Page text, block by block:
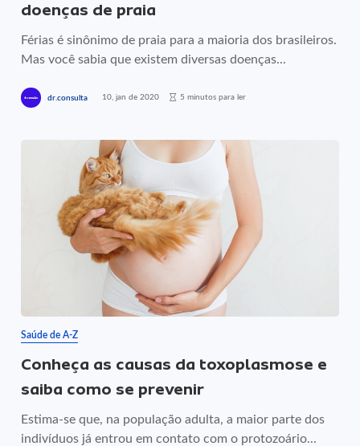
doenças de praia
Férias é sinônimo de praia para a maioria dos brasileiros.
Mas você sabia que existem diversas doenças...
dr.consulta 10, jan de 2020 5 minutos para ler
Saúde de A-Z
Conheça as causas da toxoplasmose e
saiba como se prevenir
Estima-se que, na população adulta, a maior parte dos
indivíduos já entrou em contato com o protozoário...